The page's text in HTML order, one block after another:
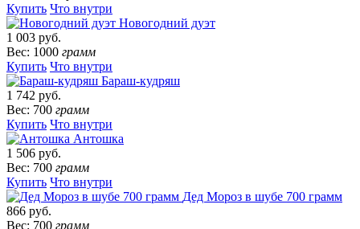
Купить Что внутри
Новогодний дуэт
1 003 руб.
Вес: 1000 грамм
Купить Что внутри
Бараш-кудряш
1 742 руб.
Вес: 700 грамм
Купить Что внутри
Антошка
1 506 руб.
Вес: 700 грамм
Купить Что внутри
Дед Мороз в шубе 700 грамм
866 руб.
Вес: 700 грамм